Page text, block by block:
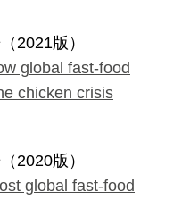
2021版）
global fast-food
chicken crisis
2020版）
global fast-food